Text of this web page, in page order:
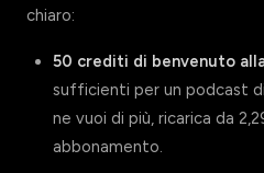
chiaro:
50 crediti di benvenuto
sufficienti per un podcast
ne vuoi di più, ricarica da
abbonamento.